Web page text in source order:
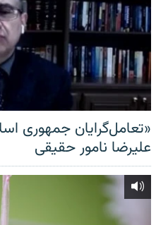
«تعامل‌گرایان جمهوری
علیرضا نامور حقیقی